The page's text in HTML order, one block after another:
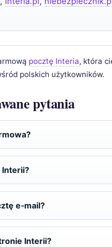
pocztę Interia, która
polskich użytkowników.
pytania
Interii?
e‑mail?
Interii?